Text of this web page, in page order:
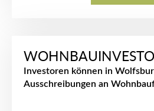
Investoren können in
Ausschreibungen an